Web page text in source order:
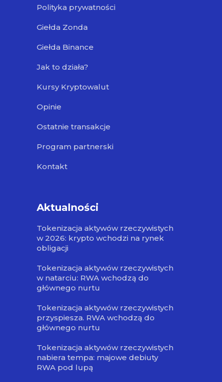
Polityka prywatności
Giełda Zonda
Giełda Binance
Jak to działa?
Kursy Kryptowalut
Opinie
Ostatnie transakcje
Program partnerski
Kontakt
Aktualności
Tokenizacja aktywów rzeczywistych
w 2026: krypto wchodzi na rynek
obligacji
Tokenizacja aktywów rzeczywistych
w natarciu: RWA wchodzą do
głównego nurtu
Tokenizacja aktywów rzeczywistych
przyspiesza. RWA wchodzą do
głównego nurtu
Tokenizacja aktywów rzeczywistych
nabiera tempa: majowe debiuty
RWA pod lupą